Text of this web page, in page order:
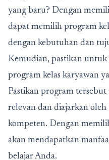
yang baru? Dengan
dapat memilih program
dengan kebutuhan dan
Kemudian, pastikan
program kelas karyawan
Pastikan program
relevan dan diajarkan oleh
kompeten. Dengan
akan mendapatkan
belajar Anda.